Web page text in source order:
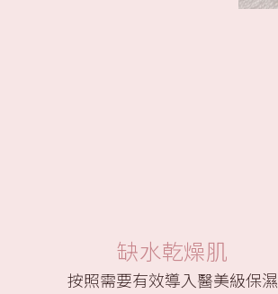
缺水乾燥肌
按照需要有效導入醫美級保濕